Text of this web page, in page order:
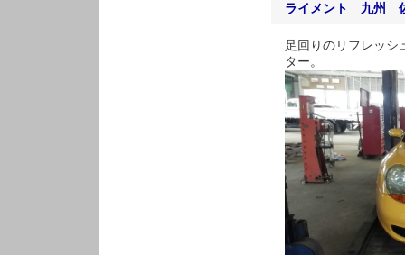
ライメント 九州
足回りのリフレッシ
ター。